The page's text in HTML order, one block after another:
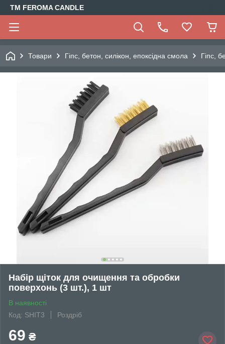
TM FEROMA CANDLE
Товари Гіпс, бетон, силікон, епоксідна смола Гіпс,
Набір щіток для очищення та обробки
поверхонь (3 шт.), 1 шт
В наявності
Код: SHIT3
Роздріб
69 ₴